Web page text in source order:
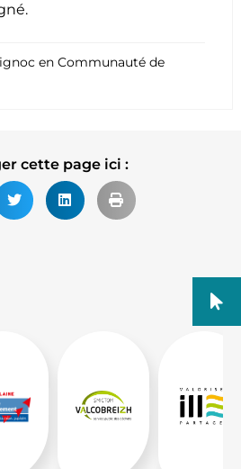
.
en Communauté de
cette page ici :